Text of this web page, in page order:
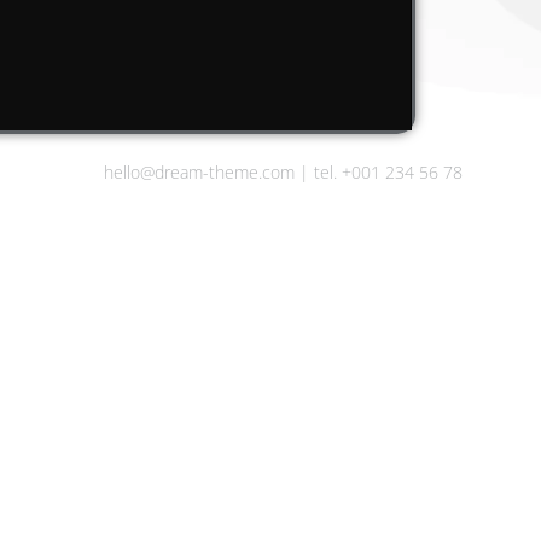
hello@dream-theme.com | tel. +001 234 56 78